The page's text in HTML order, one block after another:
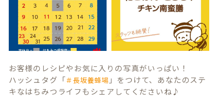
お客様のレシピやお気に入りの写真がいっぱい！
ハッシュタグ「＃長坂養蜂場 」をつけて、あなたのステ
キなはちみつライフもシェアしてくださいね♪